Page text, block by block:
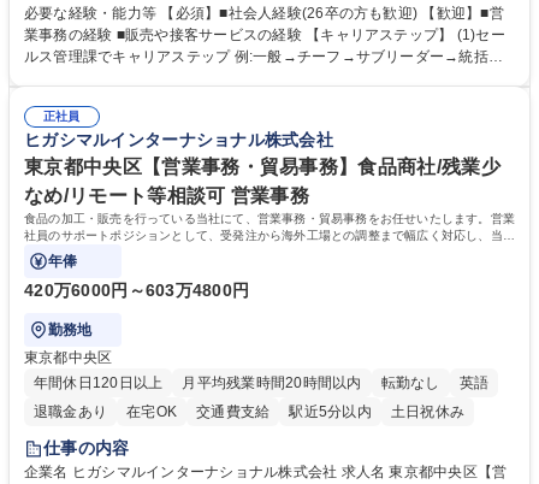
ブランド商品の事務業務をお任せいたします。 【具体的な業務内容】 ■店
舗からの発注受付/PC入力業務 ■受電対応(社内/社外) ■商品のマスター登
録 ■日々の売上抽出・報告 ■提携企業への書類送付業務 ■契約書管理業務
必要な経験・能力等 【必須】■社会人経験(26卒の方も歓迎) 【歓迎】■営
業事務の経験 ■販売や接客サービスの経験 【キャリアステップ】 (1)セー
ルス管理課でキャリアステップ 例:一般→チーフ→サブリーダー→統括リ
や個別面談を通してご自身のキャリアと向き合っていただき、会社として
もバックアップしていきます。 学歴・資格 学歴：大学院 大学 高専 短大
専修学校 高校 語学力： 資格：
正社員
ヒガシマルインターナショナル株式会社
東京都中央区【営業事務・貿易事務】食品商社/残業少
なめ/リモート等相談可 営業事務
食品の加工・販売を行っている当社にて、営業事務・貿易事務をお任せいたします。営業
社員のサポートポジションとして、受発注から海外工場との調整まで幅広く対応し、当社
事業の根幹を支えていただきます。
年俸
420万6000円～603万4800円
勤務地
東京都中央区
年間休日120日以上
月平均残業時間20時間以内 転勤なし
英語
退職金あり
在宅OK 交通費支給 駅近5分以内 土日祝休み
仕事の内容
企業名 ヒガシマルインターナショナル株式会社 求人名 東京都中央区【営